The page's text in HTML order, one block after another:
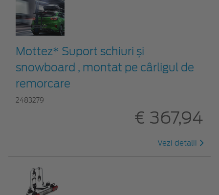
Mottez* Suport schiuri și
snowboard , montat pe cârligul de
remorcare
2483279
€ 367,94
Vezi detalii